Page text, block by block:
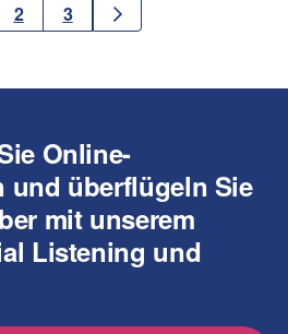
1
2gehen Sie zur Seite 2
3gehen Sie zur Seite 3
Online-
und überflügeln Sie
mit unserem
Listening und